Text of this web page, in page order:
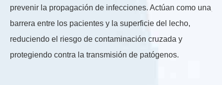
prevenir la propagación de infecciones. Actúan como una
barrera entre los pacientes y la superficie del lecho,
reduciendo el riesgo de contaminación cruzada y
protegiendo contra la transmisión de patógenos.